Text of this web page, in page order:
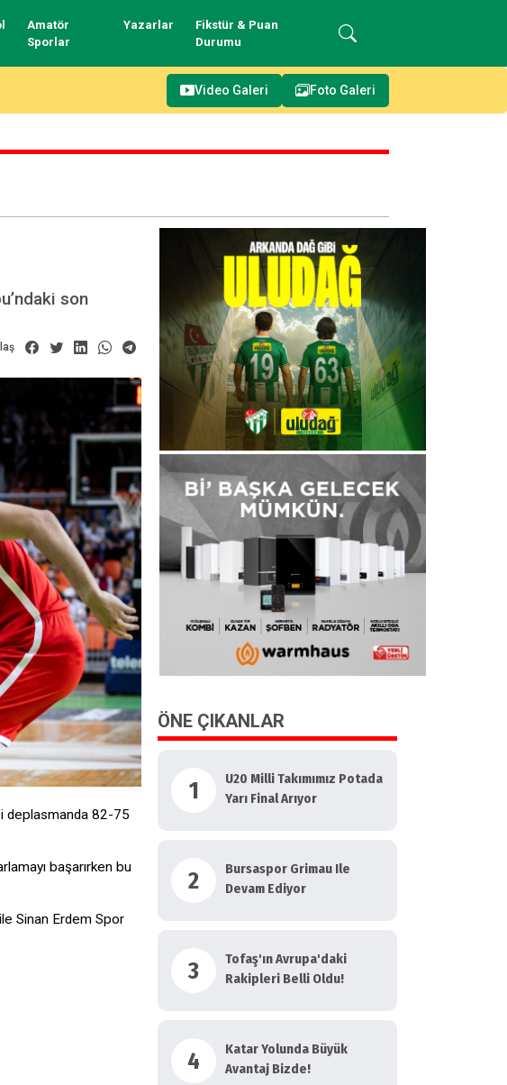
Amatör
Sporlar
Yazarlar
Fikstür & Puan
Durumu
Video Galeri Foto Galeri
son
deplasmanda 82-75
başarırken bu
Sinan Erdem Spor
ÖNE ÇIKANLAR
1
U20 Milli Takımımız Potada
Yarı Final Arıyor
2
Bursaspor Grimau Ile
Devam Ediyor
3
Tofaş'ın Avrupa'daki
Rakipleri Belli Oldu!
4
Katar Yolunda Büyük
Avantaj Bizde!